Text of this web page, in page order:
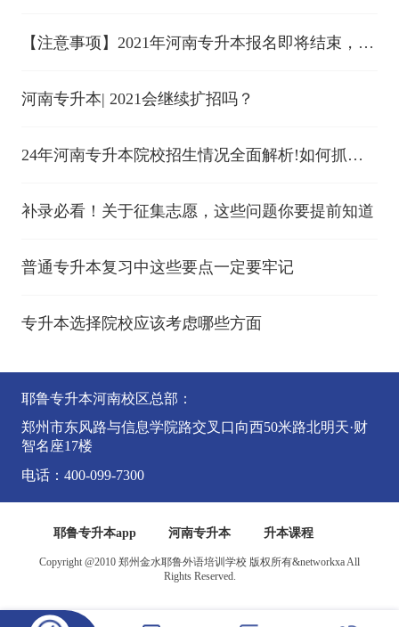
【注意事项】2021年河南专升本报名即将结束，这
河南专升本| 2021会继续扩招吗？
24年河南专升本院校招生情况全面解析!如何抓住
补录必看！关于征集志愿，这些问题你要提前知道
普通专升本复习中这些要点一定要牢记
专升本选择院校应该考虑哪些方面
耶鲁专升本河南校区总部：
郑州市东风路与信息学院路交叉口向西50米路北明天·财
智名座17楼
电话：400-099-7300
耶鲁专升本app 河南专升本 升本课程
Copyright @2010 郑州金水耶鲁外语培训学校 版权所有&networkxa All
Rights Reserved.